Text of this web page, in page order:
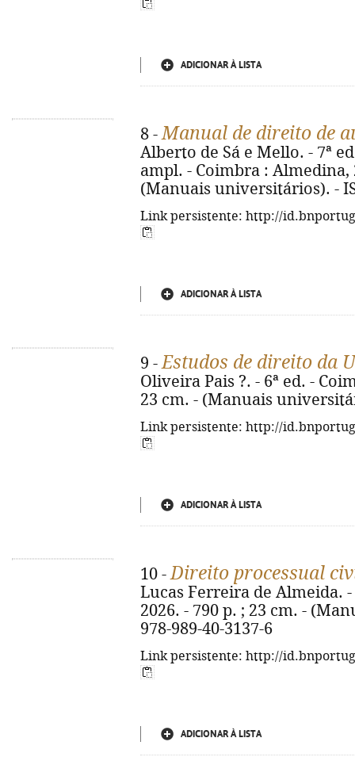
ADICIONAR À LISTA
8 -Manual de direito de
Alberto de Sá e Mello. - 7ª
ampl. - Coimbra : Almedina,
(Manuais universitários). -
Link persistente: http://
ADICIONAR À LISTA
9 -Estudos de direito da
Oliveira Pais ?. - 6ª ed. -
23 cm. - (Manuais
Link persistente: http://
ADICIONAR À LISTA
10 -Direito processual
Lucas Ferreira de Almeida.
2026. - 790 p. ; 23 cm. -
978-989-40-3137-6
Link persistente: http://
ADICIONAR À LISTA